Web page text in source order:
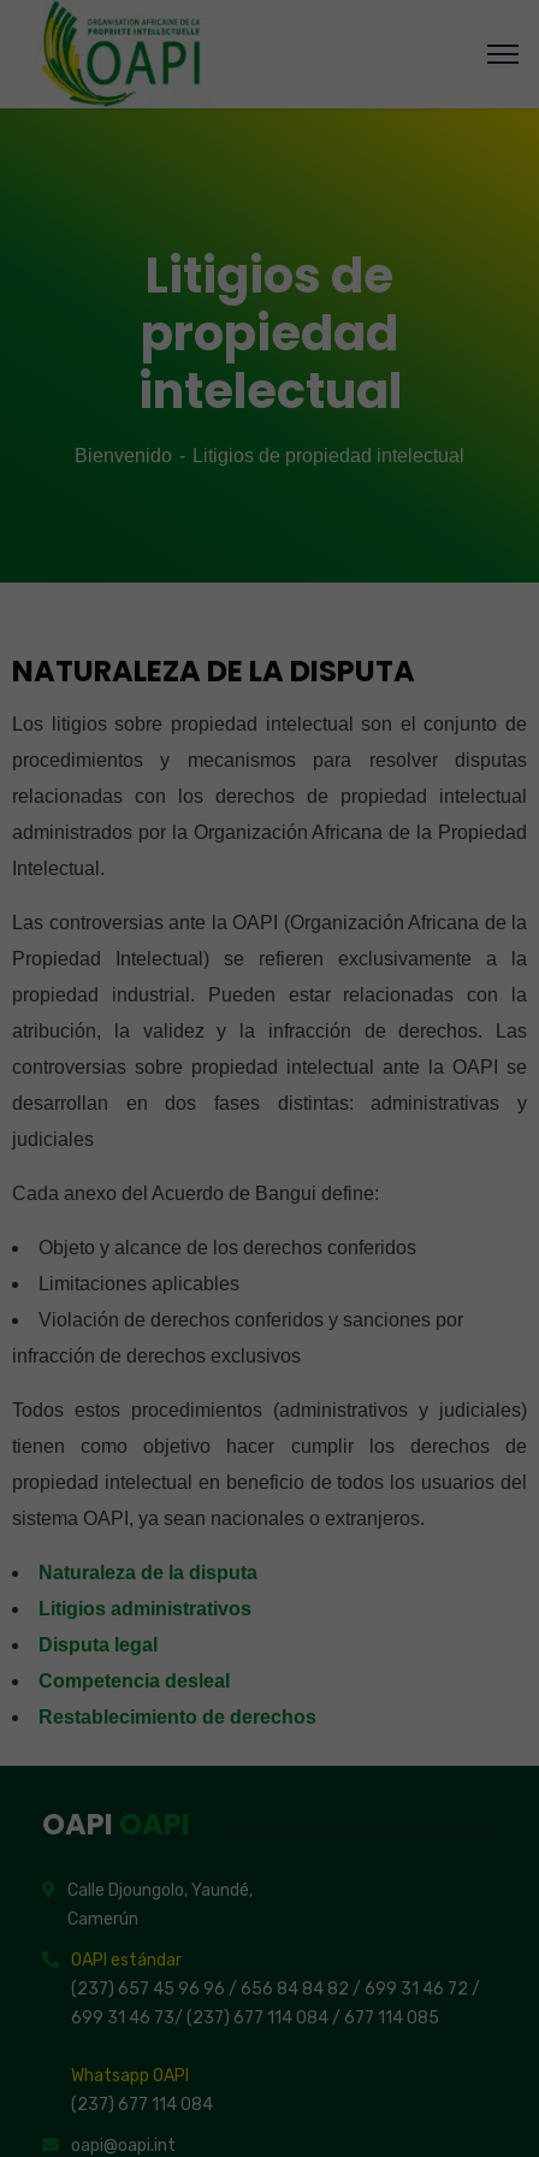
Litigios de
propiedad
intelectual
Bienvenido Litigios de propiedad intelectual
NATURALEZA DE LA DISPUTA
Los litigios sobre propiedad intelectual son el conjunto de
procedimientos y mecanismos para resolver disputas
relacionadas con los derechos de propiedad intelectual
administrados por la Organización Africana de la Propiedad
Intelectual.
Las controversias ante la OAPI (Organización Africana de la
Propiedad Intelectual) se refieren exclusivamente a la
propiedad industrial. Pueden estar relacionadas con la
atribución, la validez y la infracción de derechos. Las
controversias sobre propiedad intelectual ante la OAPI se
desarrollan en dos fases distintas: administrativas y
judiciales
Cada anexo del Acuerdo de Bangui define:
Objeto y alcance de los derechos conferidos
Limitaciones aplicables
Violación de derechos conferidos y sanciones por
infracción de derechos exclusivos
Todos estos procedimientos (administrativos y judiciales)
tienen como objetivo hacer cumplir los derechos de
propiedad intelectual en beneficio de todos los usuarios del
sistema OAPI, ya sean nacionales o extranjeros.
Naturaleza de la disputa
Litigios administrativos
Disputa legal
Competencia desleal
Restablecimiento de derechos
OAPI OAPI
Calle Djoungolo, Yaundé,
Camerún
OAPI estándar
(237) 657 45 96 96 / 656 84 84 82 / 699 31 46 72 /
699 31 46 73/ (237) 677 114 084 / 677 114 085
Whatsapp OAPI
(237) 677 114 084
oapi@oapi.int